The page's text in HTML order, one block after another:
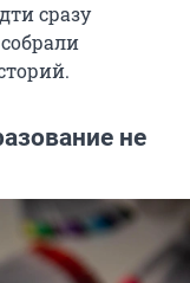
сразу
собрали
не